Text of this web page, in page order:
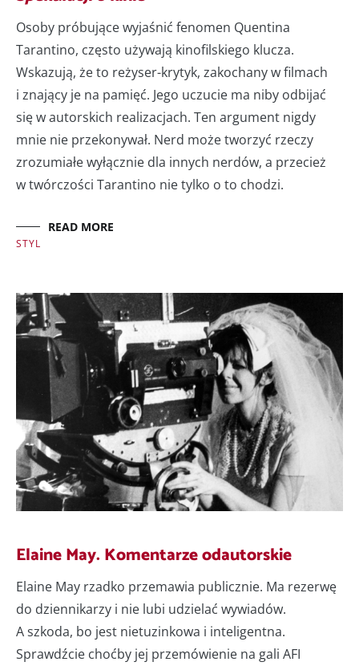
Osoby próbujące wyjaśnić fenomen Quentina
Tarantino, często używają kinofilskiego klucza.
Wskazują, że to reżyser-krytyk, zakochany w filmach
i znający je na pamięć. Jego uczucie ma niby odbijać
się w autorskich realizacjach. Ten argument nigdy
mnie nie przekonywał. Nerd może tworzyć rzeczy
zrozumiałe wyłącznie dla innych nerdów, a przecież
w twórczości Tarantino nie tylko o to chodzi.
READ MORE
STYL
Elaine May. Komentarze odautorskie
Elaine May rzadko przemawia publicznie. Ma rezerwę
do dziennikarzy i nie lubi udzielać wywiadów.
A szkoda, bo jest nietuzinkowa i inteligentna.
Sprawdźcie choćby jej przemówienie na gali AFI